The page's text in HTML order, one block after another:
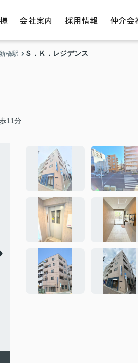
会社案内 採用情報 仲介会
橋駅 Ｓ．Ｋ．レジデンス
11分